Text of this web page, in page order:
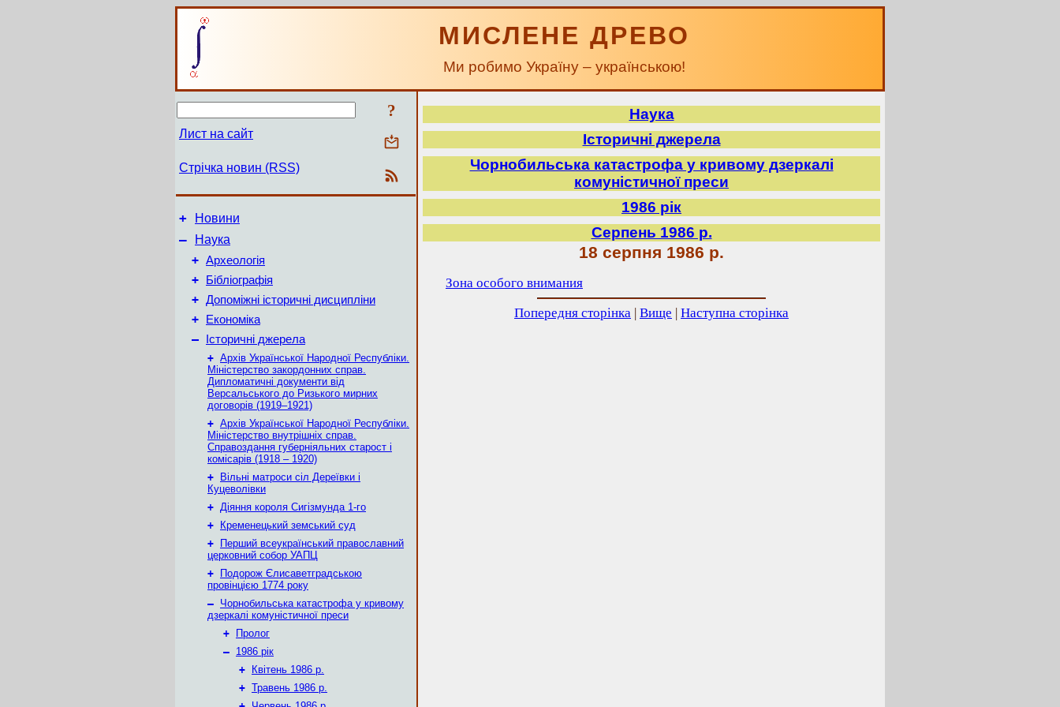
МИСЛЕНЕ ДРЕВО
Ми робимо Україну – українською!
?
Лист на сайт
Стрічка новин (RSS)
+ Новини
–
Наука
+ Археологія
+ Бібліографія
+ Допоміжні історичні дисципліни
+ Економіка
– Історичні джерела
+ Архів Української Народної Республіки.
Міністерство закордонних справ.
Дипломатичні документи від
Версальського до Ризького мирних
договорів (1919–1921)
+ Архів Української Народної Республіки.
Міністерство внутрішніх справ.
Справоздання губерніяльних старост і
комісарів (1918 – 1920)
+
Вільні матроси сіл Дереївки і
Куцеволівки
+ Діяння короля Сигізмунда 1-го
+
Кременецький земський суд
+
Перший всеукраїнський православний
церковний собор УАПЦ
+
Подорож Єлисаветградською
провінцією 1774 року
– Чорнобильська катастрофа у кривому
дзеркалі комуністичної преси
+
Пролог
– 1986 рік
+
Квітень 1986 р.
+ Травень 1986 р.
Наука
Історичні джерела
Чорнобильська катастрофа у кривому дзеркалі
комуністичної преси
1986 рік
Серпень 1986 р.
18 серпня 1986 р.
Зона особого внимания
Попередня сторінка | Вище | Наступна сторінка